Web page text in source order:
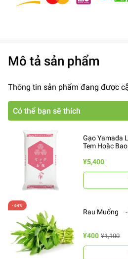
Mô tả sản phẩm
Thông tin sản phẩm đang được
Có thể bạn sẽ thích
Gạo Yamada
Tem Hoặc
¥5,400
Rau Muống -
¥400 ¥1,100